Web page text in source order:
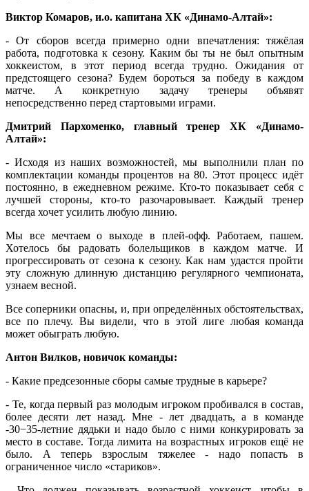
Виктор Комаров, и.о. капитана ХК «Динамо-Алтай»:
- От сборов всегда примерно одни впечатления: тяжёлая
работа, подготовка к сезону. Каким бы ты не был опытным
хоккеистом, в этот период всегда трудно. Ожидания от
предстоящего сезона? Будем бороться за победу в каждом
матче. А конкретную задачу тренеры объявят
непосредственно перед стартовыми играми.
Дмитрий Пархоменко, главный тренер ХК «Динамо-
Алтай»:
- Исходя из наших возможностей, мы выполнили план по
комплектации команды процентов на 80. Этот процесс идёт
постоянно, в ежедневном режиме. Кто-то показывает себя с
лучшей стороны, кто-то разочаровывает. Каждый тренер
всегда хочет усилить любую линию.
Мы все мечтаем о выходе в плей-офф. Работаем, пашем.
Хотелось бы радовать болельщиков в каждом матче. И
прогрессировать от сезона к сезону. Как нам удастся пройти
эту сложную длинную дистанцию регулярного чемпионата,
узнаем весной.
Все соперники опасны, и, при определённых обстоятельствах,
все по плечу. Вы видели, что в этой лиге любая команда
может обыграть любую.
Антон Вилков, новичок команды:
- Какие предсезонные сборы самые трудные в карьере?
- Те, когда первый раз молодым игроком пробивался в состав,
более десяти лет назад. Мне - лет двадцать, а в команде
-30−35-летние дядьки и надо было с ними конкурировать за
место в составе. Тогда лимита на возрастных игроков ещё не
было. А теперь взрослым тяжелее - надо попасть в
ограниченное число «стариков».